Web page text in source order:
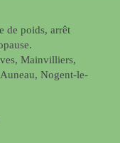
de poids, arrêt
Mainvilliers,
Nogent-le-